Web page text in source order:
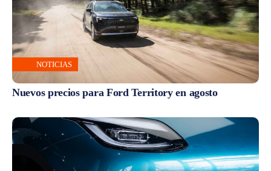
NOTICIAS
Nuevos precios para Ford Territory en agosto